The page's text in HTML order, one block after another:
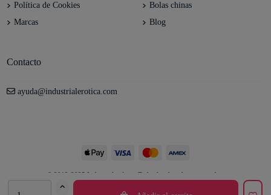
Política de Cookies
Marcas
Bolas chinas
Blog
Contacto
ayuda@industrialerotica.com
© 2012-2025 Industrial erótica. Todos los derechos reservados.